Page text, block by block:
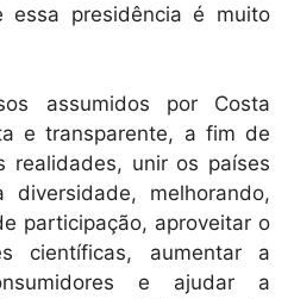
essa presidência é muito
assumidos por Costa
e transparente, a fim de
realidades, unir os países
diversidade, melhorando,
participação, aproveitar o
científicas, aumentar a
e ajudar a